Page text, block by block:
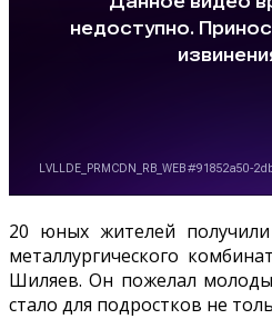
20 юных жителей
металлургического
Шиляев. Он пожелал
стало для подростков не